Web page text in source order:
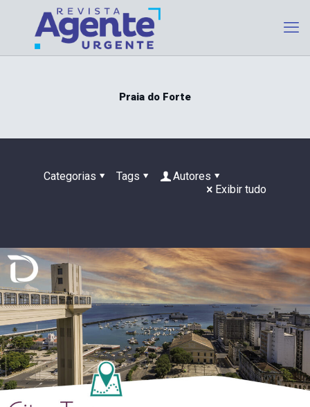
Praia do Forte
Categorias Tags
Autores
Exibir tudo